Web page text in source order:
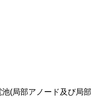
(局部アノード及び局